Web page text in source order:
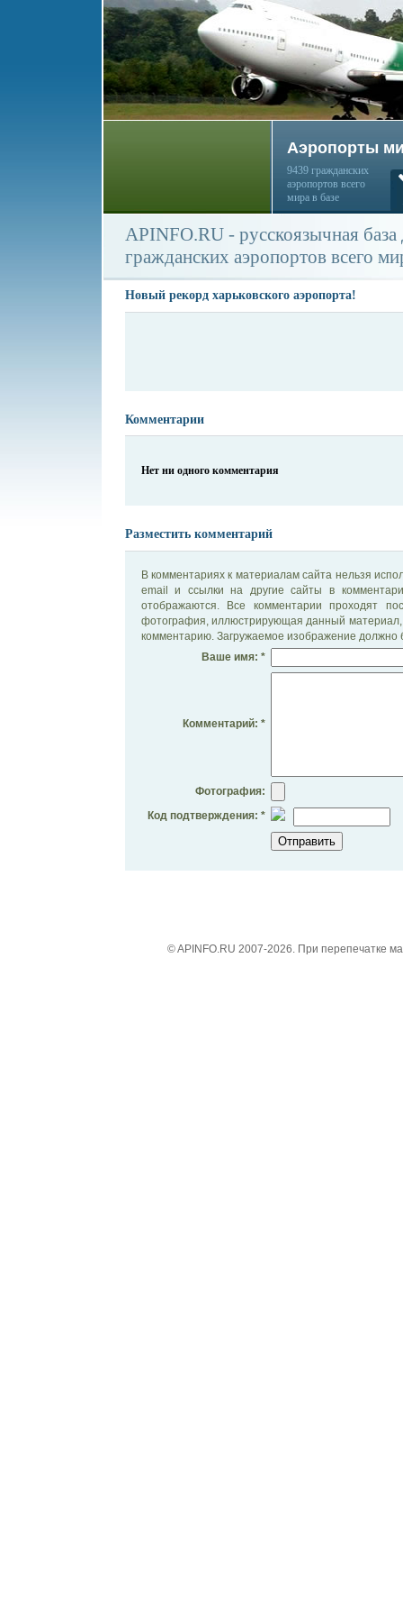
Аэропорты
9439 гражданских
аэропортов всего
мира в базе
APINFO.RU - русскоязычная
гражданских аэропортов всего
Новый рекорд харьковского аэропорта!
Комментарии
Нет ни одного комментария
Разместить комментарий
В комментариях к материалам сайта нельзя
email и ссылки на другие сайты в
отображаются. Все комментарии проходят
фотография, иллюстрирующая данный материал,
комментарию. Загружаемое изображение должно
Ваше имя: *
Комментарий: *
Фотография:
Код подтверждения: *
© APINFO.RU 2007-2026. При перепечатке